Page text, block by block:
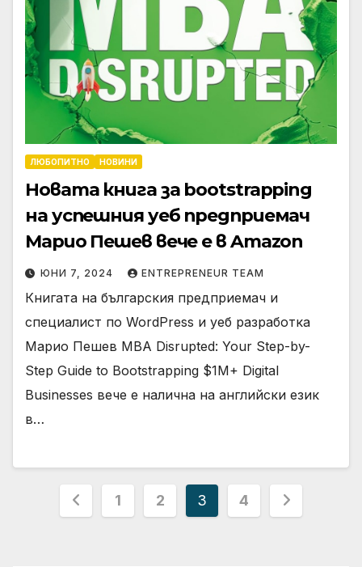
ЛЮБОПИТНО НОВИНИ
Новата книга за bootstrapping
на успешния уеб предприемач
Марио Пешев вече е в Amazon
ЮНИ 7, 2024 ENTREPRENEUR TEAM
Книгата на българския предприемач и
специалист по WordPress и уеб разработка
Марио Пешев MBA Disrupted: Your Step-by-
Step Guide to Bootstrapping $1M+ Digital
Businesses вече е налична на английски език
в…
Разделяне
1 2 3 4